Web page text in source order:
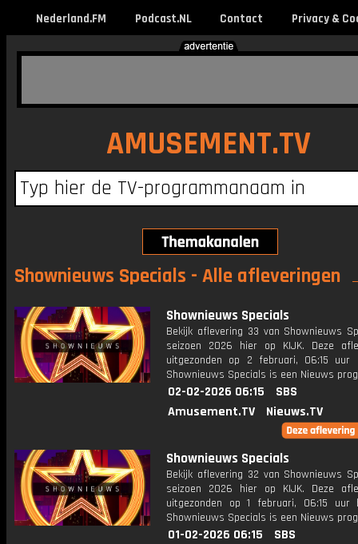
Nederland.FM Podcast.NL Contact Privacy &
AMUSEMENT.TV
Shownieuws Specials - Alle afleveringen
Shownieuws Specials
Bekijk aflevering 33 van Shownieuws
seizoen 2026 hier op KIJK. Deze
uitgezonden op 2 februari, 06:15 uur
Shownieuws Specials is een Nieuws
02-02-2026 06:15
SBS
Amusement.TV
Nieuws.TV
Shownieuws Specials
Bekijk aflevering 32 van Shownieuws
seizoen 2026 hier op KIJK. Deze
uitgezonden op 1 februari, 06:15 uur
Shownieuws Specials is een Nieuws
01-02-2026 06:15
SBS